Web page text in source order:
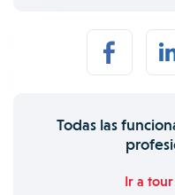
Todas las
Ir a